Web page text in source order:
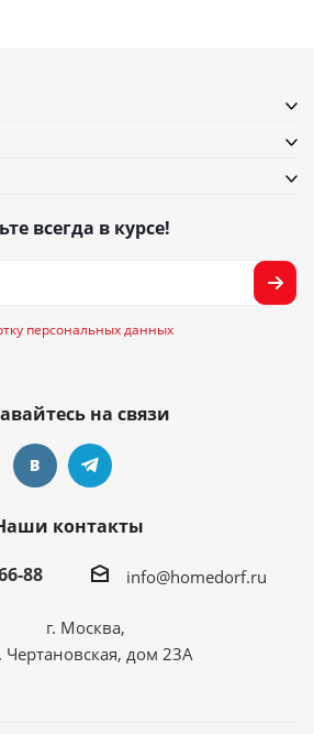
всегда в курсе!
персональных данных
на связи
контакты
88
info@homedorf.ru
г. Москва,
Чертановская, дом 23А